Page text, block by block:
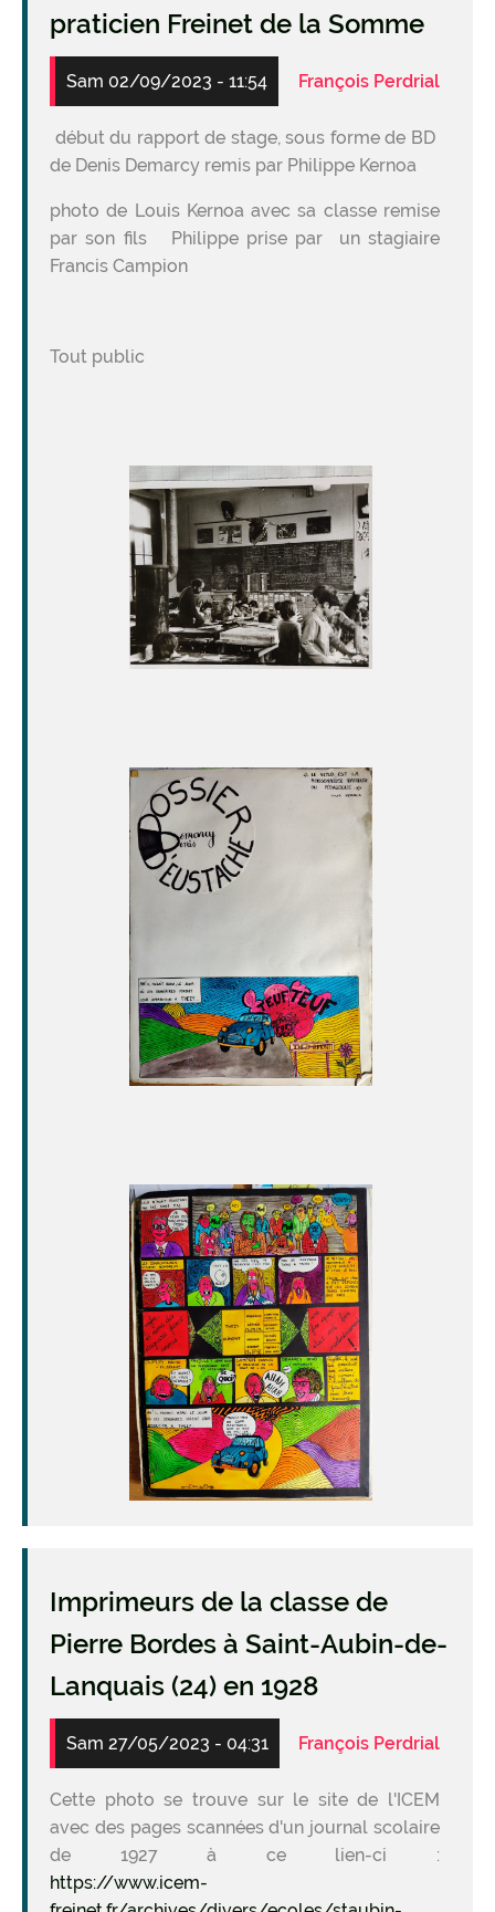
praticien Freinet de la Somme
Sam 02/09/2023 - 11:54 François Perdrial
début du rapport de stage, sous forme de BD
de Denis Demarcy remis par Philippe Kernoa
photo de Louis Kernoa avec sa classe remise
par son fils Philippe prise par un stagiaire
Francis Campion
Tout public
Image
Image
Image
Imprimeurs de la classe de
Pierre Bordes à Saint-Aubin-de-
Lanquais (24) en 1928
Sam 27/05/2023 - 04:31 François Perdrial
Cette photo se trouve sur le site de l'ICEM
avec des pages scannées d'un journal scolaire
de 1927 à ce lien-ci :
https://www.icem-